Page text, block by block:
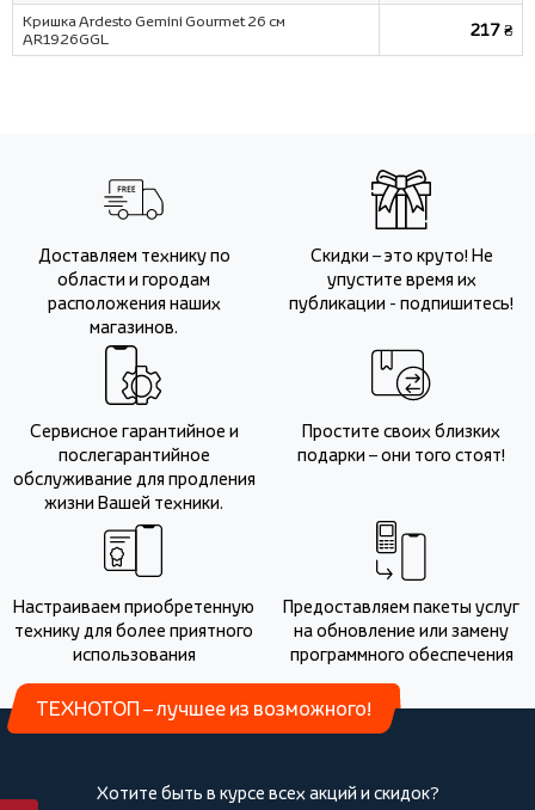
Кришка Ardesto Gemini Gourmet 26 см
AR1926GGL
217 ₴
Доставляем технику по
области и городам
расположения наших
магазинов.
Скидки – это круто! Не
упустите время их
публикации - подпишитесь!
Сервисное гарантийное и
послегарантийное
обслуживание для продления
жизни Вашей техники.
Простите своих близких
подарки – они того стоят!
Настраиваем приобретенную
технику для более приятного
использования
Предоставляем пакеты услуг
на обновление или замену
программного обеспечения
ТЕХНОТОП – лучшее из возможного!
Хотите быть в курсе всех акций и скидок?